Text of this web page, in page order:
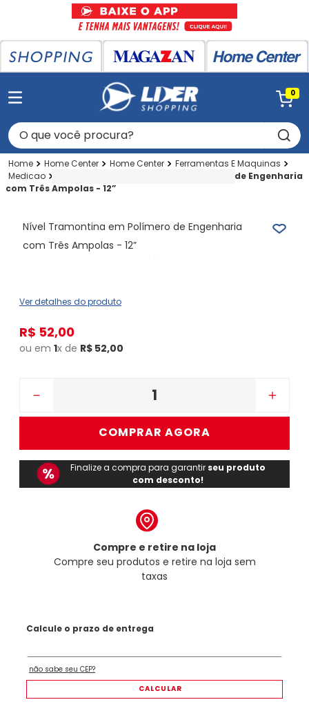
0
O que você procura?
Home Center Home Center
Ferramentas E Maquinas
Medicao
Nível Tramontina em Polímero de Engenharia
com Três Ampolas - 12”
Nível Tramontina em Polímero de Engenharia
com Três Ampolas - 12”
Ver detalhes do produto
R$ 52,00
ou em 1x de R$ 52,00
＋
－
COMPRAR AGORA
Finalize a compra para garantir seu produto
com desconto!
Compre e retire na loja
Compre seu produtos e retire na loja sem
taxas